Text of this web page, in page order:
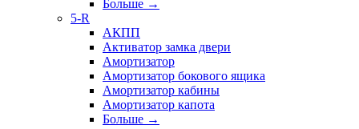
Больше →
5-R
АКПП
Активатор замка двери
Амортизатор
Амортизатор бокового ящика
Амортизатор кабины
Амортизатор капота
Больше →